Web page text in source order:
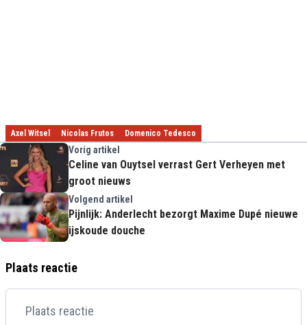
Axel Witsel Nicolas Frutos Domenico Tedesco
Vorig artikel
Celine van Ouytsel verrast Gert Verheyen met
groot nieuws
Volgend artikel
Pijnlijk: Anderlecht bezorgt Maxime Dupé nieuwe
ijskoude douche
Plaats reactie